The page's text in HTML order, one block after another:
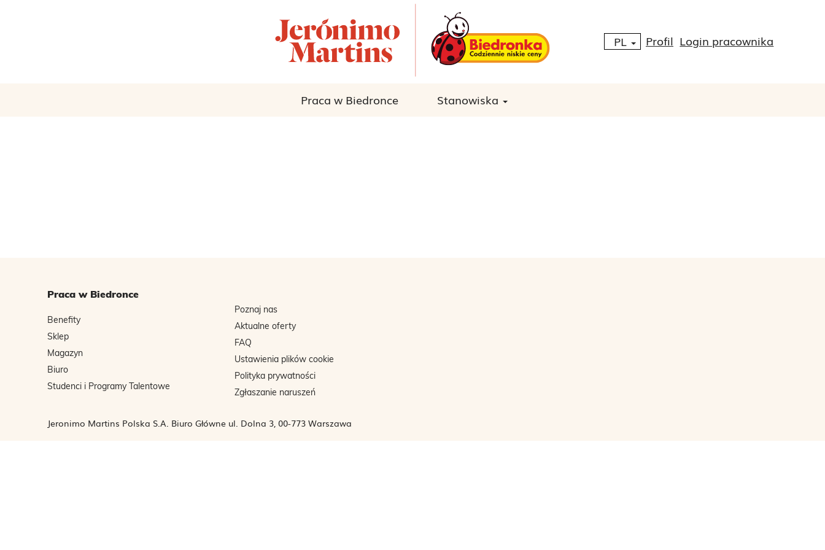
PL Profil Login pracownika
Praca w Biedronce Stanowiska
Praca w Biedronce
Benefity
Sklep
Magazyn
Biuro
Studenci i Programy Talentowe
Poznaj nas
Aktualne oferty
FAQ
Ustawienia plików cookie
Polityka prywatności
Zgłaszanie naruszeń
Jeronimo Martins Polska S.A. Biuro Główne ul. Dolna 3, 00-773 Warszawa